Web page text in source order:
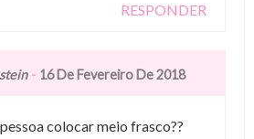
RESPONDER
- 16 De Fevereiro De 2018
colocar meio frasco??